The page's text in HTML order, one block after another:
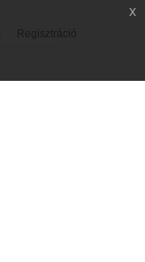
Regisztráció
x